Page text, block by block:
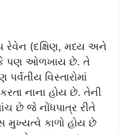
રેવેન (દક્ષિણ, મધ્ય અને
પણ ઓળખાય છે. તે
વિસ્તારોમાં
નાના હોય છે. તેની
છે જે નોંધપાત્ર રીતે
મુખ્યત્વે કાળો હોય છે